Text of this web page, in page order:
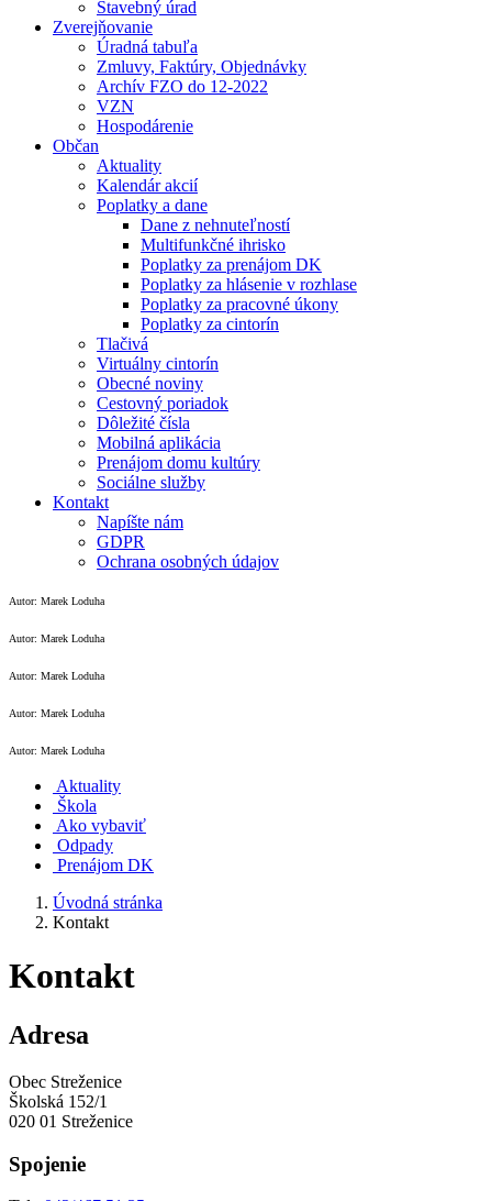
Stavebný úrad
Zverejňovanie
Úradná tabuľa
Zmluvy, Faktúry, Objednávky
Archív FZO do 12-2022
VZN
Hospodárenie
Občan
Aktuality
Kalendár akcií
Poplatky a dane
Dane z nehnuteľností
Multifunkčné ihrisko
Poplatky za prenájom DK
Poplatky za hlásenie v rozhlase
Poplatky za pracovné úkony
Poplatky za cintorín
Tlačivá
Virtuálny cintorín
Obecné noviny
Cestovný poriadok
Dôležité čísla
Mobilná aplikácia
Prenájom domu kultúry
Sociálne služby
Kontakt
Napíšte nám
GDPR
Ochrana osobných údajov
Autor: Marek Loduha
Autor: Marek Loduha
Autor: Marek Loduha
Autor: Marek Loduha
Autor: Marek Loduha
Aktuality
Škola
Ako vybaviť
Odpady
Prenájom DK
Úvodná stránka
Kontakt
Kontakt
Adresa
Obec Streženice
Školská 152/1
020 01 Streženice
Spojenie